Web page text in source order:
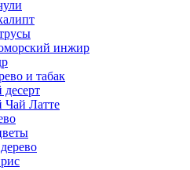
инжир
и табак
Латте